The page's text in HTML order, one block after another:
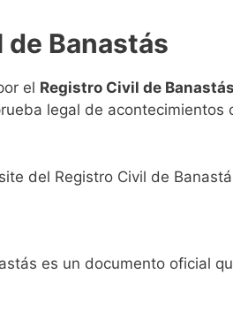
Banastás
el Registro Civil de Banastás
legal de
del Registro Civil de
es un documento oficial